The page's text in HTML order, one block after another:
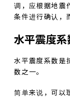
调，应根据地震
条件进行确认，
水平震度
水平震度系数是
数之一。
简单来说，可以